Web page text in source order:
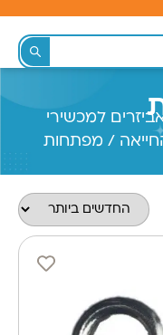
למכשירי
/ מפתחות